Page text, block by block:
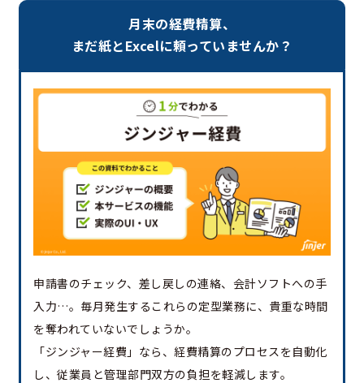
月末の経費精算、
まだ紙とExcelに頼っていませんか？
申請書のチェック、差し戻しの連絡、会計ソフトへの手
入力…。毎月発生するこれらの定型業務に、貴重な時間
を奪われていないでしょうか。
「ジンジャー経費」なら、経費精算のプロセスを自動化
し、従業員と管理部門双方の負担を軽減します。